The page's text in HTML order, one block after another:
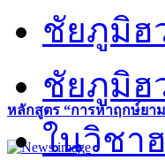
หลักสูตร “การหาฤกษ์ยา
ชัยภูมิฮ
ชัยภูมิฮ
ในวิชา